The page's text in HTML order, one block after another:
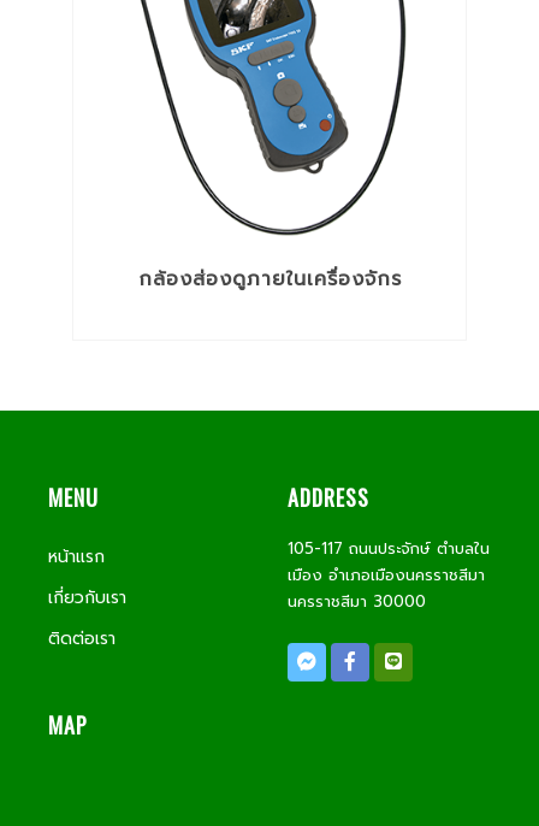
กล้องส่องดูภายในเครื่องจักร
MENU
หน้าแรก
เกี่ยวกับเรา
ติดต่อเรา
ADDRESS
105-117 ถนนประจักษ์ ตำบลใน
เมือง อำเภอเมืองนครราชสีมา
นครราชสีมา 30000
MAP